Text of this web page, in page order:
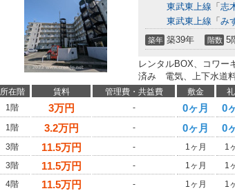
東武東上線 「 志
東武東上線 「 み
築年 築39年 階数 5
レンタルBOX、コワー
済み 電気、上下水道
所在階 賃料 管理費・共益費 敷金
1階
3万円 - 0ヶ月 0
1階
3.2万円 - 0ヶ月 0
3階
11.5万円 - 1ヶ月 1
3階
11.5万円 - 1ヶ月 1
4階
11.5万円 - 1ヶ月 1